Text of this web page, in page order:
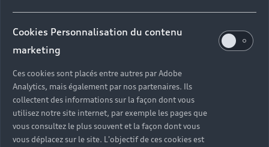
Cookies Personnalisation du contenu
marketing
Ces cookies sont placés entre autres par Adobe
Analytics, mais également par nos partenaires. Ils
collectent des informations sur la façon dont vous
utilisez notre site internet, par exemple les pages que
vous consultez le plus souvent et la façon dont vous
vous déplacez sur le site. L'objectif de ces cookies est